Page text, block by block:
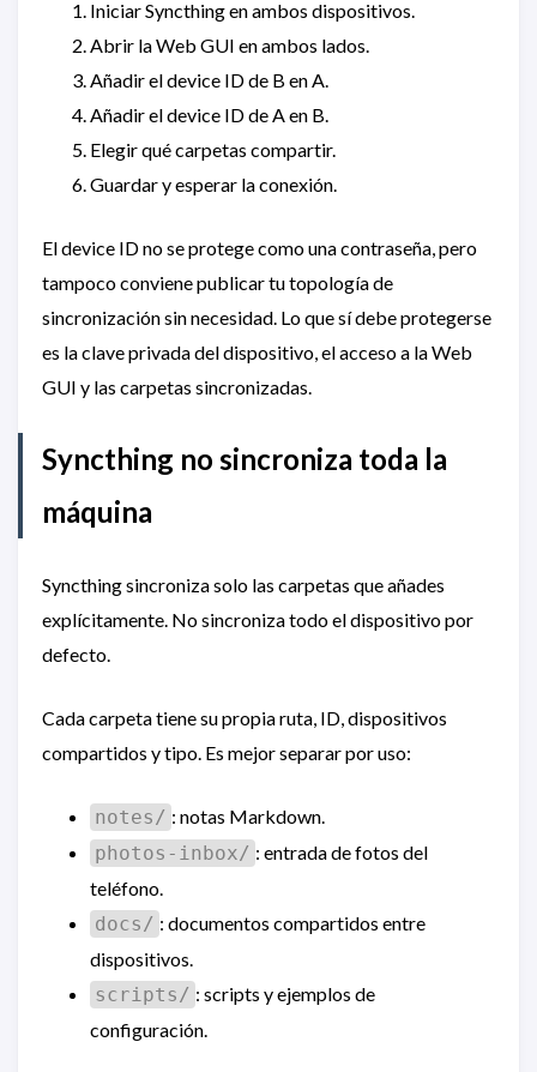
Iniciar Syncthing en ambos dispositivos.
Abrir la Web GUI en ambos lados.
Añadir el device ID de B en A.
Añadir el device ID de A en B.
Elegir qué carpetas compartir.
Guardar y esperar la conexión.
El device ID no se protege como una contraseña, pero
tampoco conviene publicar tu topología de
sincronización sin necesidad. Lo que sí debe protegerse
es la clave privada del dispositivo, el acceso a la Web
GUI y las carpetas sincronizadas.
Syncthing no sincroniza toda la
máquina
Syncthing sincroniza solo las carpetas que añades
explícitamente. No sincroniza todo el dispositivo por
defecto.
Cada carpeta tiene su propia ruta, ID, dispositivos
compartidos y tipo. Es mejor separar por uso:
notes/ : notas Markdown.
photos-inbox/ : entrada de fotos del
teléfono.
docs/ : documentos compartidos entre
dispositivos.
scripts/ : scripts y ejemplos de
configuración.